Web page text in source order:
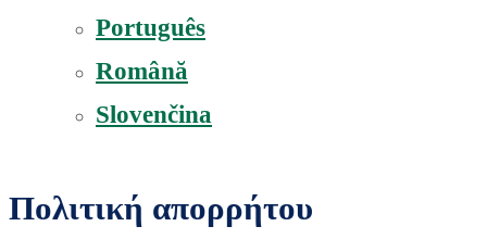
Português
Română
Slovenčina
Πολιτική απορρήτου